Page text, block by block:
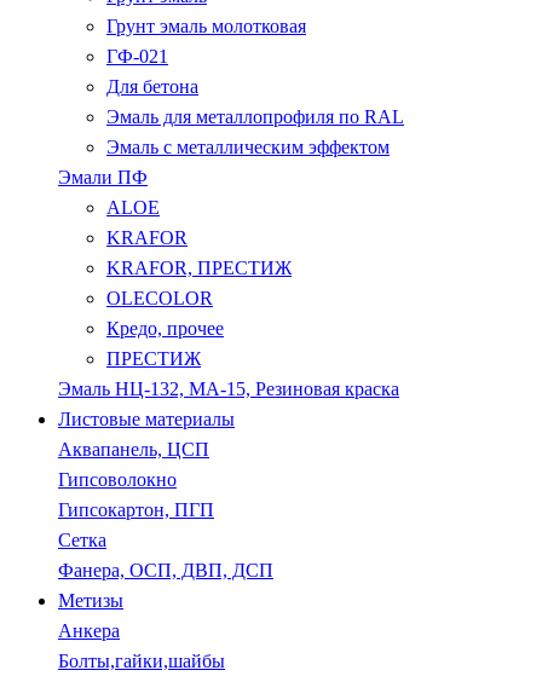
Грунт эмаль молотковая
ГФ-021
Для бетона
Эмаль для металлопрофиля по RAL
Эмаль с металлическим эффектом
Эмали ПФ
ALOE
KRAFOR
KRAFOR, ПРЕСТИЖ
OLECOLOR
Кредо, прочее
ПРЕСТИЖ
Эмаль НЦ-132, МА-15, Резиновая краска
Листовые материалы
Аквапанель, ЦСП
Гипсоволокно
Гипсокартон, ПГП
Сетка
Фанера, ОСП, ДВП, ДСП
Метизы
Анкера
Болты,гайки,шайбы